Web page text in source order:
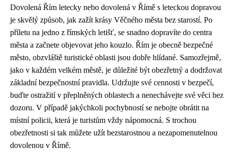
Dovolená Řím letecky nebo dovolená v Římě s leteckou dopravou
je skvělý způsob, jak zažít krásy Věčného města bez starostí. Po
příletu na jedno z římských letišť, se snadno dopravíte do centra
města a začnete objevovat jeho kouzlo. Řím je obecně bezpečné
město, obzvláště turistické oblasti jsou dobře hlídané. Samozřejmě,
jako v každém velkém městě, je důležité být obezřetný a dodržovat
základní bezpečnostní pravidla. Udržujte své cennosti v bezpečí,
buďte ostražití v přeplněných oblastech a nenechávejte své věci bez
dozoru. V případě jakýchkoli pochybností se nebojte obrátit na
místní policii, která je turistům vždy nápomocná. S trochou
obezřetnosti si tak můžete užít bezstarostnou a nezapomenutelnou
dovolenou v Římě.